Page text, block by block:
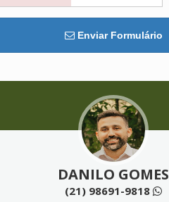
Enviar Formulário
DANILO GOMES
(21) 98691-9818